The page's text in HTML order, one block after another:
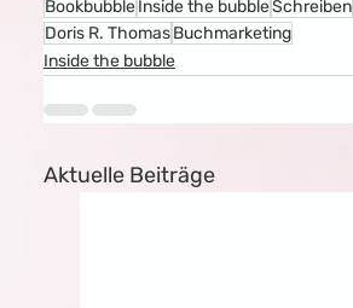
BookbubbleInside the bubbleSchreiben
Doris R. ThomasBuchmarketing
Inside the bubble
Aktuelle Beiträge